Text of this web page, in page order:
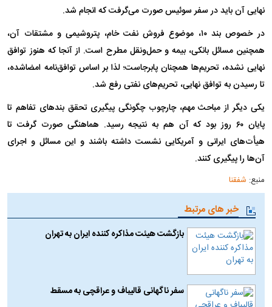
نهایی آن باید در سفر سوئیس صورت می‌گرفت که انجام شد.
در خصوص بند ۱۰، موضوع فروش نفت خام، پتروشیمی و مشتقات آن،
همچنین مسائل بانکی، بیمه و حمل‌ونقل مطرح است. از آنجا که هنوز توافق
نهایی نشده، تحریم‌ها همچنان پابرجاست؛ لذا بر اساس توافق‌نامه امضاشده،
تا رسیدن به توافق نهایی، تحریم‌های نفتی رفع شد.
یکی دیگر از مباحث مهم، چارچوب چگونگی پیگیری تحقق بندهای تفاهم تا
پایان ۶۰ روز بود که آن هم به نتیجه رسید. هماهنگی صورت گرفت تا
هیأت‌های ایرانی و آمریکایی نشست داشته باشند و این مسائل و اجرای
آن‌ها را پیگیری کنند.
منبع: شفقنا
خبر های مرتبط
بازگشت هیئت مذاکره کننده ایران به تهران
سفر ناگهانی قالیباف و عراقچی به مسقط